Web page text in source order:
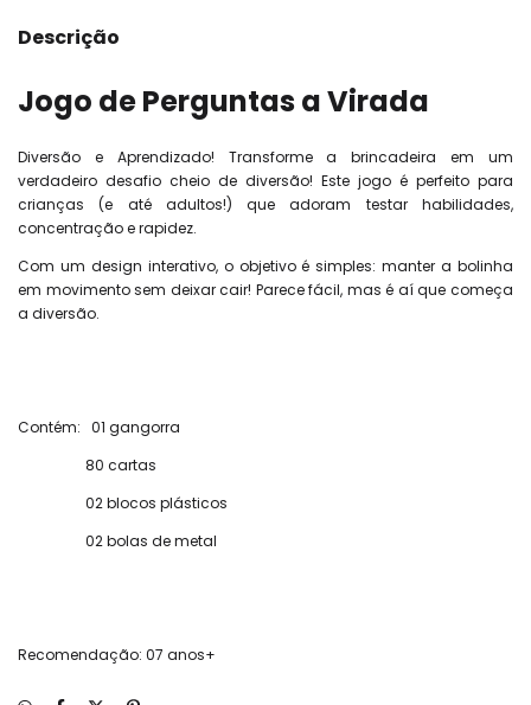
Descrição
Jogo de Perguntas a Virada
Diversão e Aprendizado! Transforme a brincadeira em um
verdadeiro desafio cheio de diversão! Este jogo é perfeito para
crianças (e até adultos!) que adoram testar habilidades,
concentração e rapidez.
Com um design interativo, o objetivo é simples: manter a bolinha
em movimento sem deixar cair! Parece fácil, mas é aí que começa
a diversão.
Contém: 01 gangorra
80 cartas
02 blocos plásticos
02 bolas de metal
Recomendação: 07 anos+